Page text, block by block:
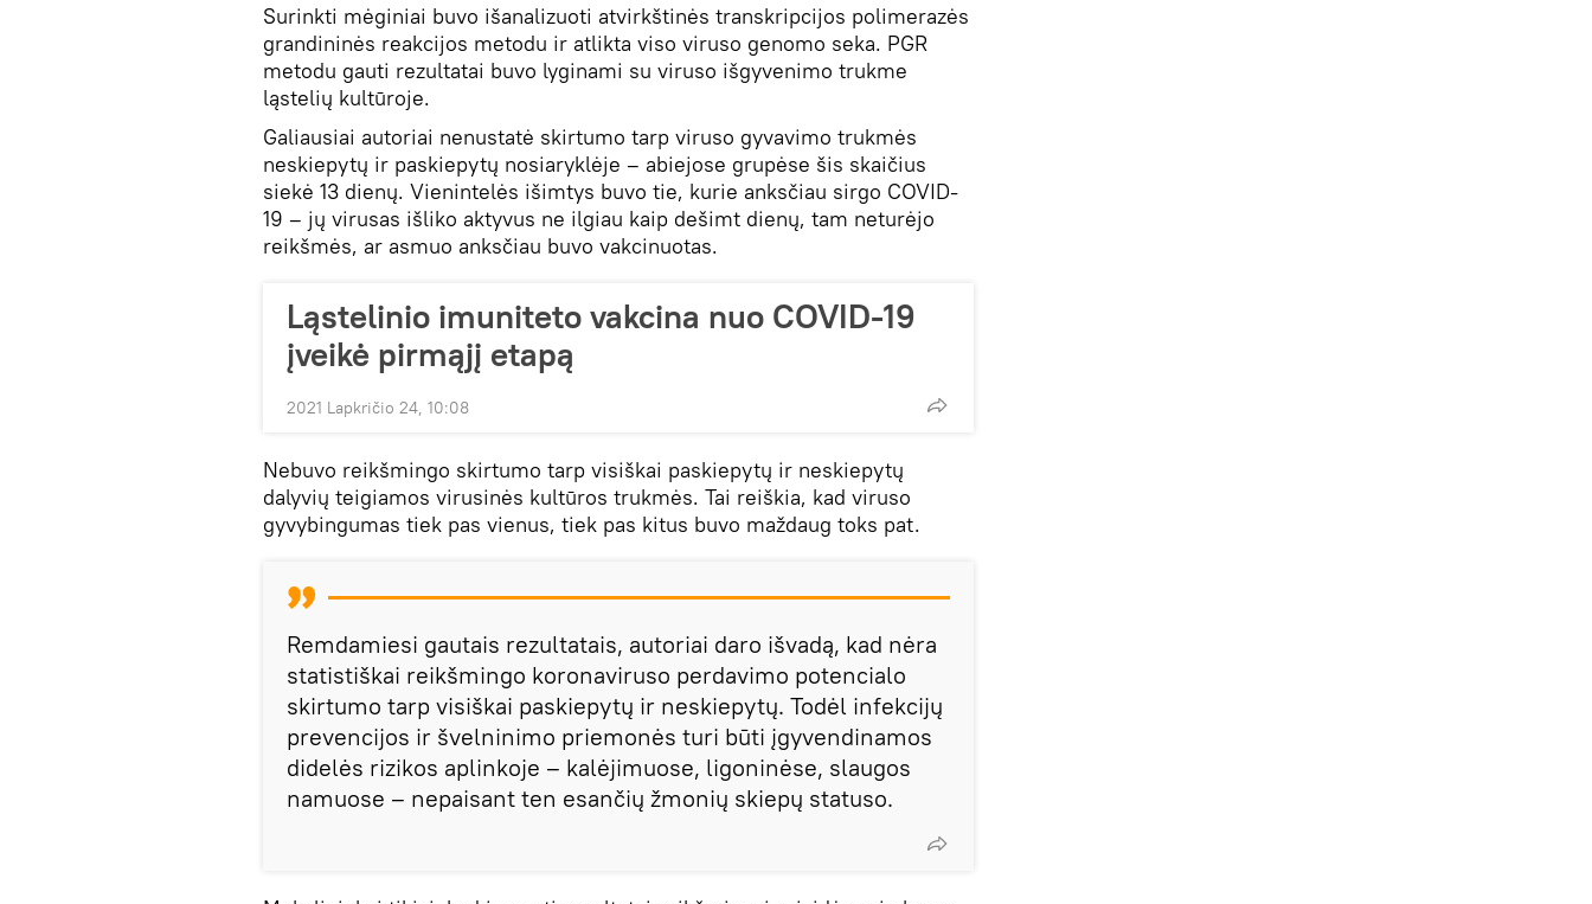
Surinkti mėginiai buvo išanalizuoti atvirkštinės transkripcijos polimerazės
grandininės reakcijos metodu ir atlikta viso viruso genomo seka. PGR
metodu gauti rezultatai buvo lyginami su viruso išgyvenimo trukme
ląstelių kultūroje.
Galiausiai autoriai nenustatė skirtumo tarp viruso gyvavimo trukmės
neskiepytų ir paskiepytų nosiaryklėje – abiejose grupėse šis skaičius
siekė 13 dienų. Vienintelės išimtys buvo tie, kurie anksčiau sirgo COVID-
19 – jų virusas išliko aktyvus ne ilgiau kaip dešimt dienų, tam neturėjo
reikšmės, ar asmuo anksčiau buvo vakcinuotas.
Ląstelinio imuniteto vakcina nuo COVID-19
įveikė pirmąjį etapą
2021 Lapkričio 24, 10:08
Nebuvo reikšmingo skirtumo tarp visiškai paskiepytų ir neskiepytų
dalyvių teigiamos virusinės kultūros trukmės. Tai reiškia, kad viruso
gyvybingumas tiek pas vienus, tiek pas kitus buvo maždaug toks pat.
Remdamiesi gautais rezultatais, autoriai daro išvadą, kad nėra
statistiškai reikšmingo koronaviruso perdavimo potencialo
skirtumo tarp visiškai paskiepytų ir neskiepytų. Todėl infekcijų
prevencijos ir švelninimo priemonės turi būti įgyvendinamos
didelės rizikos aplinkoje – kalėjimuose, ligoninėse, slaugos
namuose – nepaisant ten esančių žmonių skiepų statuso.